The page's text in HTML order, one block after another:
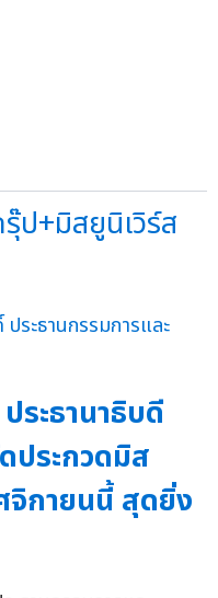
ป+มิสยูนิเวิร์ส
ระธานาธิบดี
ประกวดมิส
จิกายนนี้ สุดยิ่ง